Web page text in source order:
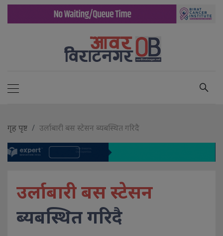
गृह पृष्ट उर्लाबारी बस स्टेसन ब्यबस्थित गरिदै
उर्लाबारी बस स्टेसन
ब्यबस्थित गरिदै